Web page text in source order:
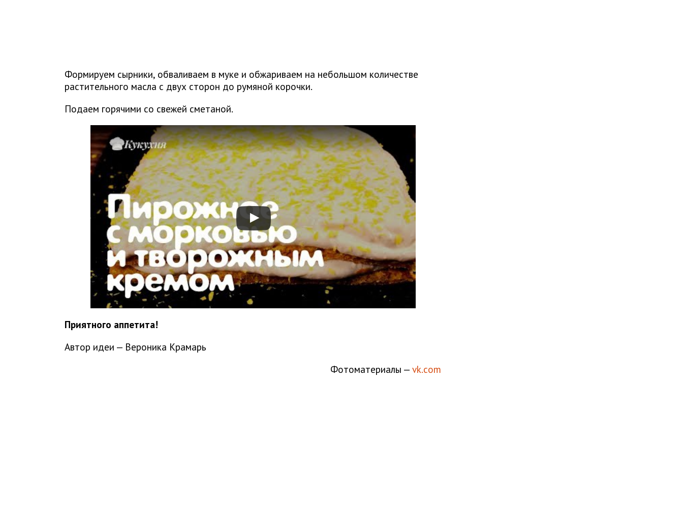
Формируем сырники, обваливаем в муке и обжариваем на небольшом количестве
растительного масла с двух сторон до румяной корочки.
Подаем горячими со свежей сметаной.
Приятного аппетита!
Автор идеи — Вероника Крамарь
Фотоматериалы — vk.com